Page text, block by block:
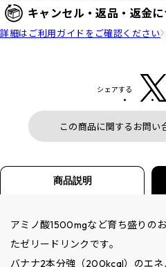
キャンセル・返品・返金
詳細はご利用ガイドをご確認ください
シェアする
この商品に関するお問い
商品説明
アミノ酸1500mgなど育ち盛りの
たゼリードリンクです。
バナナ2本分強（200kcal）のエ